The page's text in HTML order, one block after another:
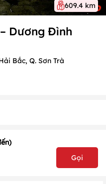
609.4 km
Dương Đình
Bắc, Q. Sơn Trà
Gọi